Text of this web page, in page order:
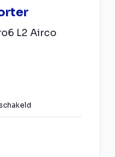
L2 Airco